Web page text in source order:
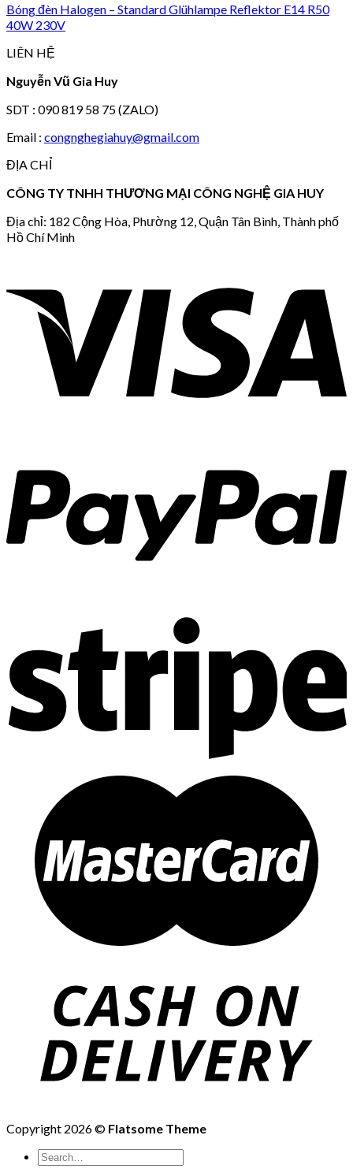
Bóng đèn Halogen – Standard Glühlampe Reflektor E14 R50
40W 230V
LIÊN HỆ
Nguyễn Vũ Gia Huy
SDT : 090 819 58 75 (ZALO)
Email : congnghegiahuy@gmail.com
ĐỊA CHỈ
CÔNG TY TNHH THƯƠNG MẠI CÔNG NGHỆ GIA HUY
Địa chỉ: 182 Cộng Hòa, Phường 12, Quận Tân Bình, Thành phố
Hồ Chí Minh
Copyright 2026 © Flatsome Theme
Search
for: